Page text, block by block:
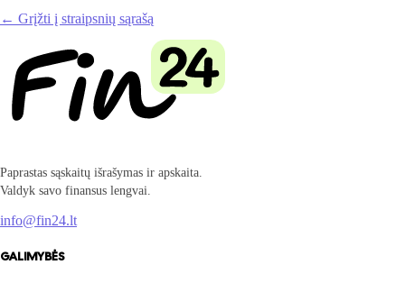
← Grįžti į straipsnių sąrašą
Paprastas sąskaitų išrašymas ir apskaita.
Valdyk savo finansus lengvai.
info@fin24.lt
GALIMYBĖS